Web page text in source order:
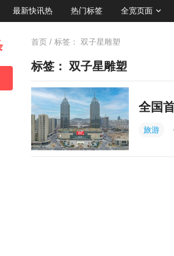
最新快讯热 热门标签 全宽页面
首页 / 标签： 双子星雕塑
标签： 双子星雕塑
全国
旅游